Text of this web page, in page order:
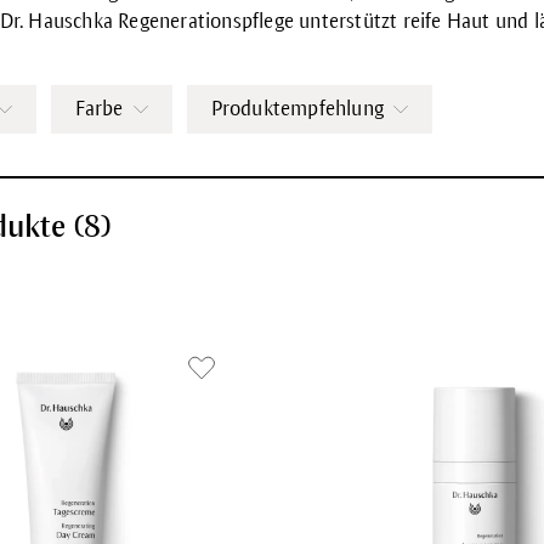
Hauschka Regenerationspflege unterstützt reife Haut und
Farbe Produktempfehlung
(8)